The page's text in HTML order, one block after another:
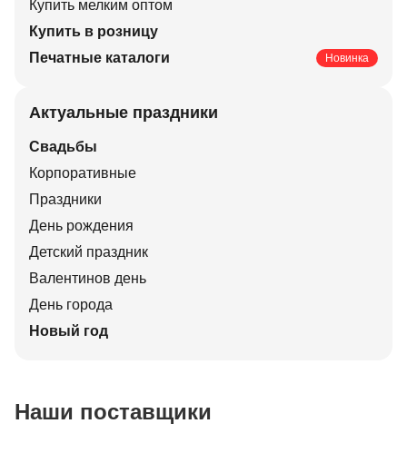
Купить мелким оптом
Купить в розницу
Печатные каталоги
Новинка
Актуальные праздники
Свадьбы
Корпоративные
Праздники
День рождения
Детский праздник
Валентинов день
День города
Новый год
Наши поставщики